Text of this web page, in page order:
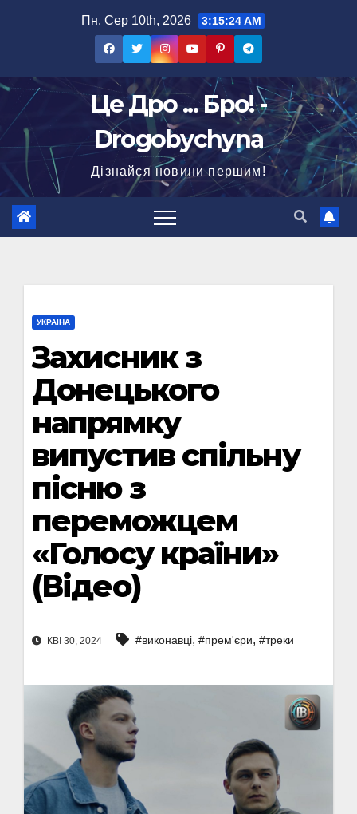
Пн. Сер 10th, 2026 3:15:25 AM
Це Дро ... Бро! -
Drogobychyna
Дізнайся новини першим!
УКРАЇНА
Захисник з
Донецького
напрямку
випустив спільну
пісню з
переможцем
«Голосу країни»
(Відео)
КВІ 30, 2024 #виконавці, #прем'єри, #треки